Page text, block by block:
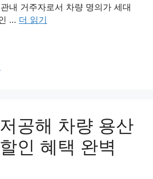
내 거주자로서 차량 명의가 세대
… 더 읽기
공해 차량 용산
인 혜택 완벽